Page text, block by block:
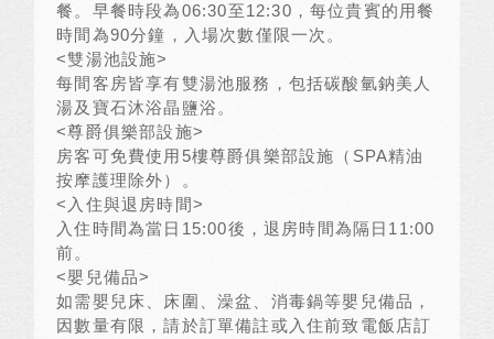
餐。早餐時段為06:30至12:30 ，每位貴賓的用餐
時間為90分鐘，入場次數僅限一次。
<雙湯池設施>
每間客房皆享有雙湯池服務，包括碳酸氫鈉美人
湯及寶石沐浴晶鹽浴。
<尊爵俱樂部設施>
房客可免費使用 5樓尊爵俱樂部設施（ SPA精油
按摩護理除外）。
< 入住與退房時間>
入住時間為當日 15:00後，退房時間為隔日 11:00
前。
<嬰兒備品>
如需嬰兒床、床圍、澡盆、消毒鍋等嬰兒備品，
因數量有限，請於訂單備註或入住前致電飯店訂